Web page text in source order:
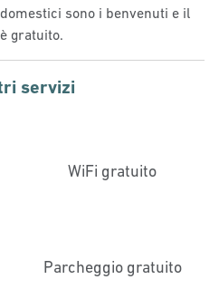
sono i benvenuti e il
gratuito.
servizi
WiFi gratuito
Parcheggio gratuito